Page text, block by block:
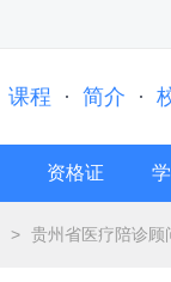
课程 · 简介 ·
资格证
> 贵州省医疗陪诊顾